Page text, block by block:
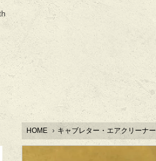
HOME › キャブレター・エアクリーナー